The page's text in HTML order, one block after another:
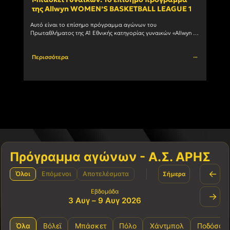
της Allwyn WOMEN’S BASKETBALL LEAGUE 1
Αυτό είναι το επίσημο πρόγραμμα αγώνων του
Πρωταθλήματος της Α1 Εθνικής κατηγορίας γυναικών «Allwyn
Περισσότερα
Πρόγραμμα αγώνων - Α.Σ. ΑΡΗΣ
Όλοι Επόμενοι Αποτελέσματα Σήμερα ←
Εβδομάδα
3 Αυγ – 9 Αυγ 2026 →
Όλα Βόλεϊ Μπάσκετ Πόλο Χάντμπολ